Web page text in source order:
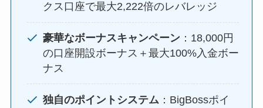
クス口座で最大2,222倍のレバレッジ
豪華なボーナスキャンペーン：18,000円
の口座開設ボーナス＋最大100%入金ボー
ナス
独自のポイントシステム ：BigBossポイ